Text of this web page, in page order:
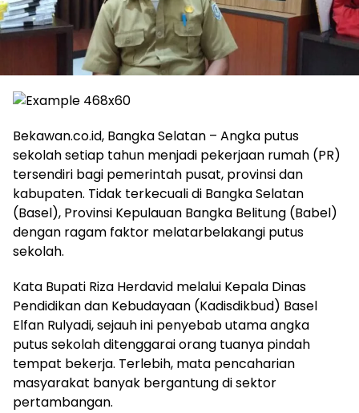
Bekawan.co.id, Bangka Selatan – Angka putus
sekolah setiap tahun menjadi pekerjaan rumah (PR)
tersendiri bagi pemerintah pusat, provinsi dan
kabupaten. Tidak terkecuali di Bangka Selatan
(Basel), Provinsi Kepulauan Bangka Belitung (Babel)
dengan ragam faktor melatarbelakangi putus
sekolah.
Kata Bupati Riza Herdavid melalui Kepala Dinas
Pendidikan dan Kebudayaan (Kadisdikbud) Basel
Elfan Rulyadi, sejauh ini penyebab utama angka
putus sekolah ditenggarai orang tuanya pindah
tempat bekerja. Terlebih, mata pencaharian
masyarakat banyak bergantung di sektor
pertambangan.